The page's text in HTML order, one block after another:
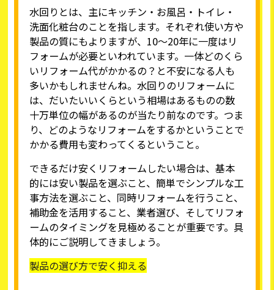
水回りとは、主にキッチン・お風呂・トイレ・
洗面化粧台のことを指します。それぞれ使い方や
製品の質にもよりますが、10～20年に一度はリ
フォームが必要といわれています。一体どのくら
いリフォーム代がかかるの？と不安になる人も
多いかもしれませんね。水回りのリフォームに
は、だいたいいくらという相場はあるものの数
十万単位の幅があるのが当たり前なのです。つま
り、どのようなリフォームをするかということで
かかる費用も変わってくるということ。
できるだけ安くリフォームしたい場合は、基本
的には安い製品を選ぶこと、簡単でシンプルな工
事方法を選ぶこと、同時リフォームを行うこと、
補助金を活用すること、業者選び、そしてリフォ
ームのタイミングを見極めることが重要です。具
体的にご説明してきましょう。
製品の選び方で安く抑える